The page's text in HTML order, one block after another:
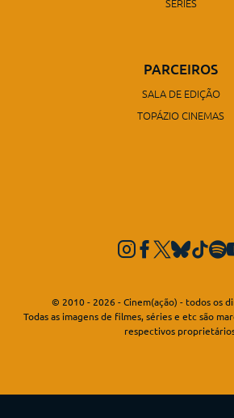
SÉRIES
PARCEIROS
SALA DE EDIÇÃO
TOPÁZIO CINEMAS
© 2010 - 2026 - Cinem(ação) - todos os
Todas as imagens de filmes, séries e etc são
respectivos